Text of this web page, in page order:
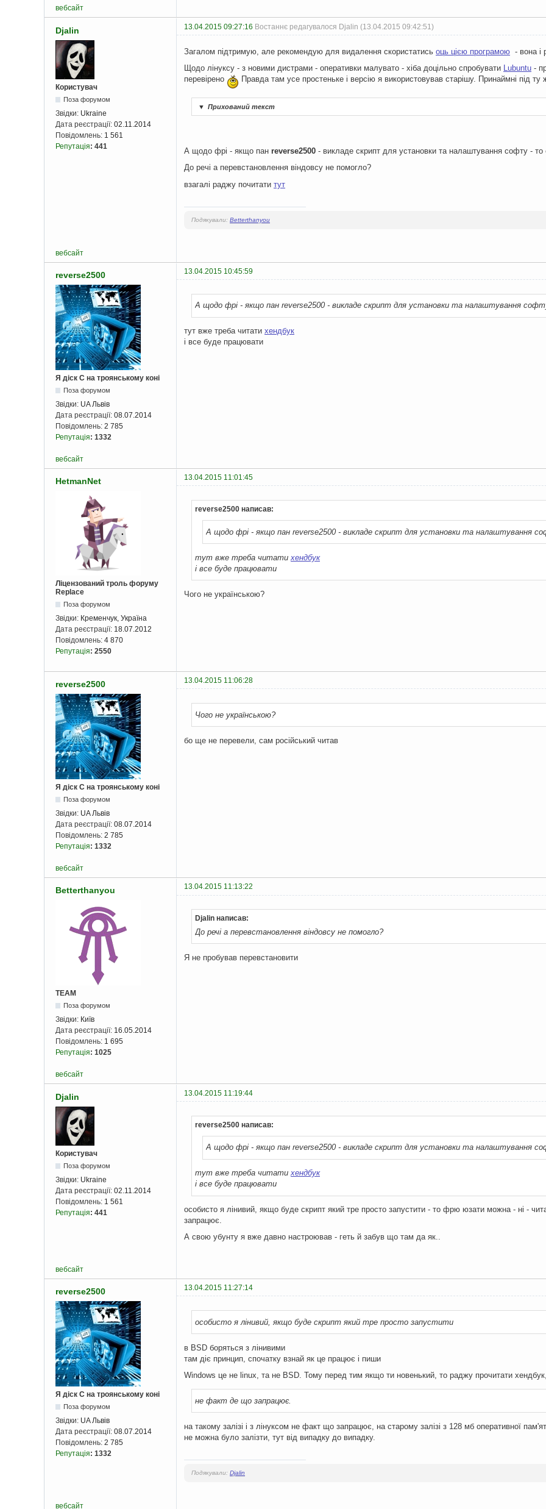
вебсайт
Djalin 13.04.2015 09:27:16 Востаннє редагувалося Djalin (13.04.2015 09:42:51)
Користувач
Поза форумом
Звідки: Ukraine
Дата реєстрації: 02.11.2014
Повідомлень: 1 561
Репутація: 441
Загалом підтримую, але рекомендую для видалення скористатись оць цією програмою - вона і
Щодо лінуксу - з новими дистрами - оперативки малувато - хіба доцільно спробувати Lubuntu -
перевірено
Правда там усе простеньке і версію я використовував старішу. Принаймні під ту
▼ Прихований текст
А щодо фрі - якщо пан reverse2500 - викладе скрипт для установки та налаштування софту -
До речі а перевстановлення віндовсу не помогло?
взагалі раджу почитати тут
Подякували: Betterthanyou
вебсайт
reverse2500 13.04.2015 10:45:59
Я діск С на троянському коні
Поза форумом
Звідки: UA Львів
Дата реєстрації: 08.07.2014
Повідомлень: 2 785
Репутація: 1332
А щодо фрі - якщо пан reverse2500 - викладе скрипт для установки та налаштування
тут вже треба читати хендбук
і все буде працювати
вебсайт
HetmanNet 13.04.2015 11:01:45
Ліцензований троль форуму
Replace
Поза форумом
Звідки: Кременчук, Україна
Дата реєстрації: 18.07.2012
Повідомлень: 4 870
Репутація: 2550
reverse2500 написав:
А щодо фрі - якщо пан reverse2500 - викладе скрипт для установки та налаштування
тут вже треба читати хендбук
і все буде працювати
Чого не українською?
reverse2500 13.04.2015 11:06:28
Я діск С на троянському коні
Поза форумом
Звідки: UA Львів
Дата реєстрації: 08.07.2014
Повідомлень: 2 785
Репутація: 1332
Чого не українською?
бо ще не перевели, сам російський читав
вебсайт
Betterthanyou 13.04.2015 11:13:22
TEAM
Поза форумом
Звідки: Київ
Дата реєстрації: 16.05.2014
Повідомлень: 1 695
Репутація: 1025
Djalin написав:
До речі а перевстановлення віндовсу не помогло?
Я не пробував перевстановити
вебсайт
Djalin 13.04.2015 11:19:44
Користувач
Поза форумом
Звідки: Ukraine
Дата реєстрації: 02.11.2014
Повідомлень: 1 561
Репутація: 441
reverse2500 написав:
А щодо фрі - якщо пан reverse2500 - викладе скрипт для установки та налаштування
тут вже треба читатихендбук
і все буде працювати
особисто я лінивий, якщо буде скрипт який тре просто запустити - то фрю юзати можна - ні -
запрацює.
А свою убунту я вже давно настроював - геть й забув що там да як..
вебсайт
reverse2500 13.04.2015 11:27:14
Я діск С на троянському коні
Поза форумом
Звідки: UA Львів
Дата реєстрації: 08.07.2014
Повідомлень: 2 785
Репутація: 1332
особисто я лінивий, якщо буде скрипт який тре просто запустити
в BSD боряться з лінивими
там діє принцип, спочатку взнай як це працює і пиши
Windows це не linux, та не BSD. Тому перед тим якщо ти новенький, то раджу прочитати
не факт де що запрацює.
на такому залізі і з лінуксом не факт що запрацює, на старому залізі з 128 мб оперативної
не можна було залізти, тут від випадку до випадку.
Подякували: Djalin
вебсайт